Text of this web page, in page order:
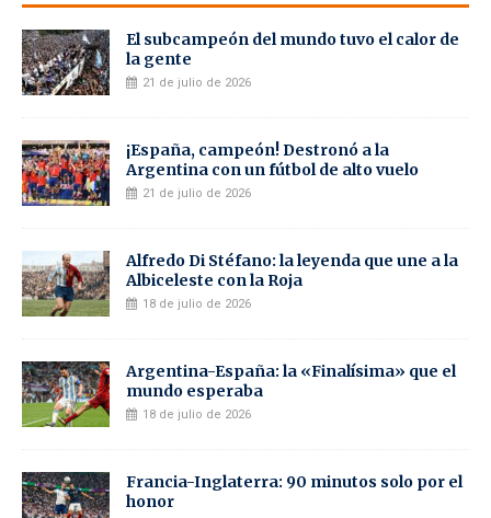
El subcampeón del mundo tuvo el calor de
la gente
21 de julio de 2026
¡España, campeón! Destronó a la
Argentina con un fútbol de alto vuelo
21 de julio de 2026
Alfredo Di Stéfano: la leyenda que une a la
Albiceleste con la Roja
18 de julio de 2026
Argentina-España: la «Finalísima» que el
mundo esperaba
18 de julio de 2026
Francia-Inglaterra: 90 minutos solo por el
honor